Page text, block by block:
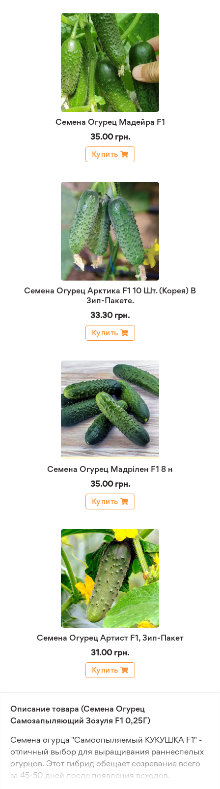
Семена Огурец Мадейра F1
35.00 грн.
Купить
Семена Огурец Арктика F1 10 Шт. (Корея) В
Зип-Пакете.
33.30 грн.
Купить
Семена Огурец Мадрілен F1 8 н
35.00 грн.
Купить
Семена Огурец Артист F1, Зип-Пакет
31.00 грн.
Купить
Описание товара (Семена Огурец
Самозапыляющий Зозуля F1 0,25Г)
Семена огурца "Самоопыляемый КУКУШКА F1" -
отличный выбор для выращивания раннеспелых
огурцов. Этот гибрид обещает созревание всего
за 45-50 дней после появления всходов.